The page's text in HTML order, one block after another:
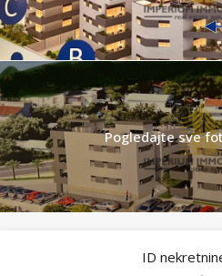
Pogledajte sve
ID